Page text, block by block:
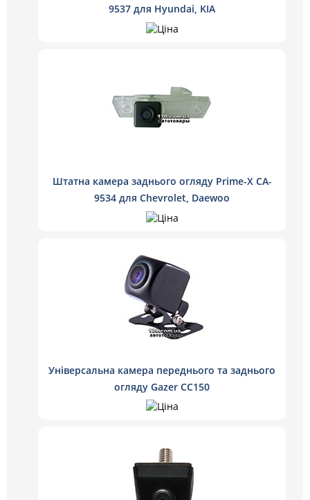
9537 для Hyundai, KIA
Штатна камера заднього огляду Prime-X CA-
9534 для Chevrolet, Daewoo
Універсальна камера переднього та заднього
огляду Gazer CC150